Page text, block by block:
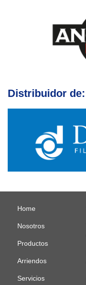
Distribuidor de:
Home
Nosotros
Productos
Arriendos
Servicios